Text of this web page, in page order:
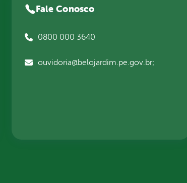
Fale Conosco
0800 000 3640
ouvidoria@belojardim.pe.gov.br;